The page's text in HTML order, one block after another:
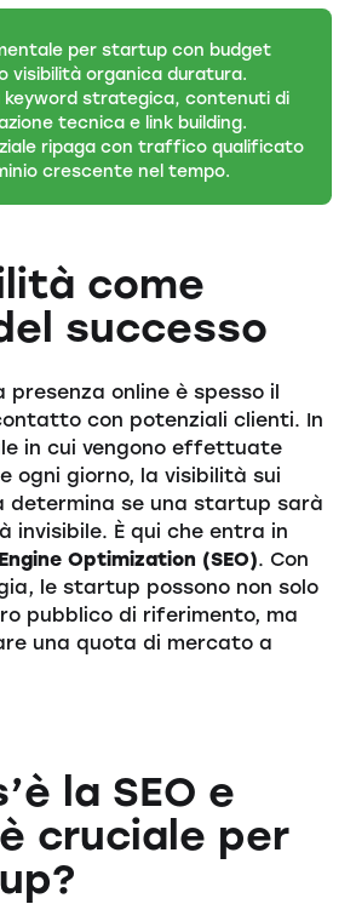
per startup con budget
visibilità organica duratura.
keyword strategica, contenuti di
tecnica e link building.
ripaga con traffico qualificato
crescente nel tempo.
come
successo
presenza online è spesso il
con potenziali clienti. In
in cui vengono effettuate
ogni giorno, la visibilità sui
determina se una startup sarà
invisibile. È qui che entra in
Optimization (SEO). Con
le startup possono non solo
pubblico di riferimento, ma
una quota di mercato a
la SEO e
cruciale per